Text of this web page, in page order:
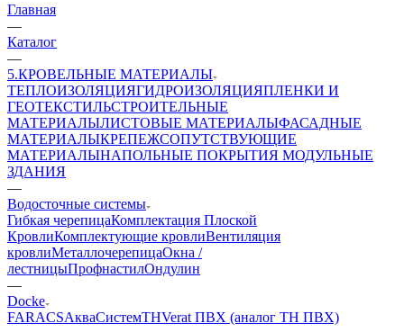
Главная
—
Каталог
—
5.КРОВЕЛЬНЫЕ МАТЕРИАЛЫ
ТЕПЛОИЗОЛЯЦИЯГИДРОИЗОЛЯЦИЯПЛЕНКИ И
ГЕОТЕКСТИЛЬСТРОИТЕЛЬНЫЕ
МАТЕРИАЛЫЛИСТОВЫЕ МАТЕРИАЛЫФАСАДНЫЕ
МАТЕРИАЛЫКРЕПЕЖСОПУТСТВУЮЩИЕ
МАТЕРИАЛЫНАПОЛЬНЫЕ ПОКРЫТИЯ МОДУЛЬНЫЕ
ЗДАНИЯ
—
Водосточные системы
Гибкая черепицаКомплектация Плоской
КровлиКомплектующие кровлиВентиляция
кровлиМеталлочерепицаОкна /
лестницыПрофнастилОндулин
—
Docke
FARACSАкваСистемТНVerat ПВХ (аналог ТН ПВХ)